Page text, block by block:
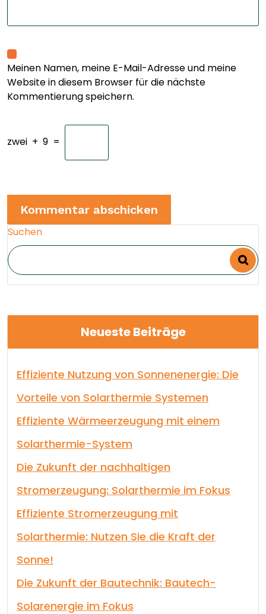
Meinen Namen, meine E-Mail-Adresse und meine
Website in diesem Browser für die nächste
Kommentierung speichern.
zwei + 9 =
Suchen
Neueste Beiträge
Effiziente Nutzung von Sonnenenergie: Die
Vorteile von Solarthermie Systemen
Effiziente Wärmeerzeugung mit einem
Solarthermie-System
Die Zukunft der nachhaltigen
Stromerzeugung: Solarthermie im Fokus
Effiziente Stromerzeugung mit
Solarthermie: Nutzen Sie die Kraft der
Sonne!
Die Zukunft der Bautechnik: Bautech-
Solarenergie im Fokus